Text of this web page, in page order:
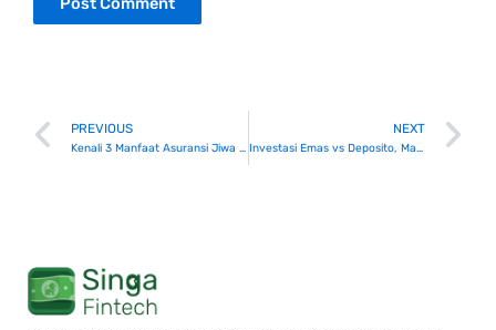
Prev
PREVIOUS
Kenali 3 Manfaat Asuransi Jiwa untuk Perlindungan Masa Depan
NEXT
Investasi Emas vs Deposito, Mana yang Lebih Untung?